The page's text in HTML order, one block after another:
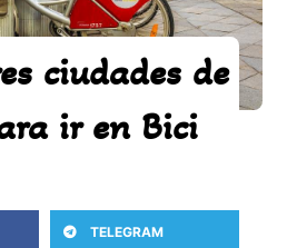
ciudades de
ir en Bici
TELEGRAM